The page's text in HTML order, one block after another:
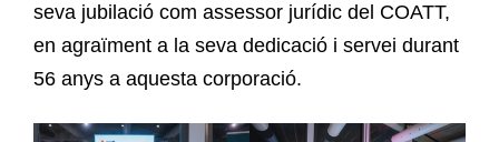
seva jubilació com assessor jurídic del COATT,
en agraïment a la seva dedicació i servei durant
56 anys a aquesta corporació.